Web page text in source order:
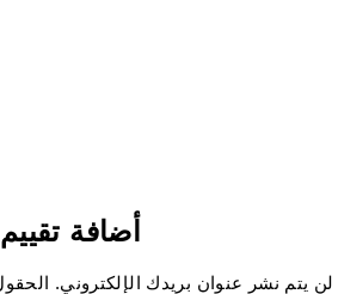
أضافة تقييم
لن يتم نشر عنوان بريدك الإلكتروني.